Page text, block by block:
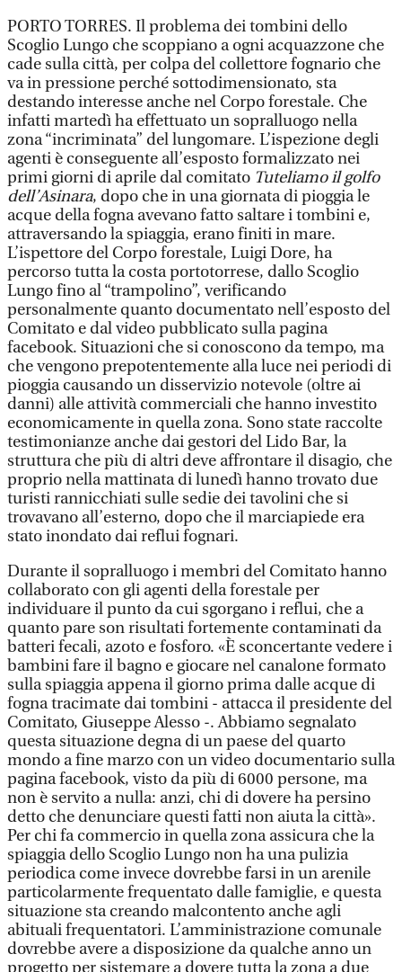
PORTO TORRES. Il problema dei tombini dello
Scoglio Lungo che scoppiano a ogni acquazzone che
cade sulla città, per colpa del collettore fognario che
va in pressione perché sottodimensionato, sta
destando interesse anche nel Corpo forestale. Che
infatti martedì ha effettuato un sopralluogo nella
zona “incriminata” del lungomare. L’ispezione degli
agenti è conseguente all’esposto formalizzato nei
primi giorni di aprile dal comitato Tuteliamo il golfo
dell’Asinara, dopo che in una giornata di pioggia le
acque della fogna avevano fatto saltare i tombini e,
attraversando la spiaggia, erano finiti in mare.
L’ispettore del Corpo forestale, Luigi Dore, ha
percorso tutta la costa portotorrese, dallo Scoglio
Lungo fino al “trampolino”, verificando
personalmente quanto documentato nell’esposto del
Comitato e dal video pubblicato sulla pagina
facebook. Situazioni che si conoscono da tempo, ma
che vengono prepotentemente alla luce nei periodi di
pioggia causando un disservizio notevole (oltre ai
danni) alle attività commerciali che hanno investito
economicamente in quella zona. Sono state raccolte
testimonianze anche dai gestori del Lido Bar, la
struttura che più di altri deve affrontare il disagio, che
proprio nella mattinata di lunedì hanno trovato due
turisti rannicchiati sulle sedie dei tavolini che si
trovavano all’esterno, dopo che il marciapiede era
stato inondato dai reflui fognari.
Durante il sopralluogo i membri del Comitato hanno
collaborato con gli agenti della forestale per
individuare il punto da cui sgorgano i reflui, che a
quanto pare son risultati fortemente contaminati da
batteri fecali, azoto e fosforo. «È sconcertante vedere i
bambini fare il bagno e giocare nel canalone formato
sulla spiaggia appena il giorno prima dalle acque di
fogna tracimate dai tombini - attacca il presidente del
Comitato, Giuseppe Alesso -. Abbiamo segnalato
questa situazione degna di un paese del quarto
mondo a fine marzo con un video documentario sulla
pagina facebook, visto da più di 6000 persone, ma
non è servito a nulla: anzi, chi di dovere ha persino
detto che denunciare questi fatti non aiuta la città».
Per chi fa commercio in quella zona assicura che la
spiaggia dello Scoglio Lungo non ha una pulizia
periodica come invece dovrebbe farsi in un arenile
particolarmente frequentato dalle famiglie, e questa
situazione sta creando malcontento anche agli
abituali frequentatori. L’amministrazione comunale
dovrebbe avere a disposizione da qualche anno un
progetto per sistemare a dovere tutta la zona a due